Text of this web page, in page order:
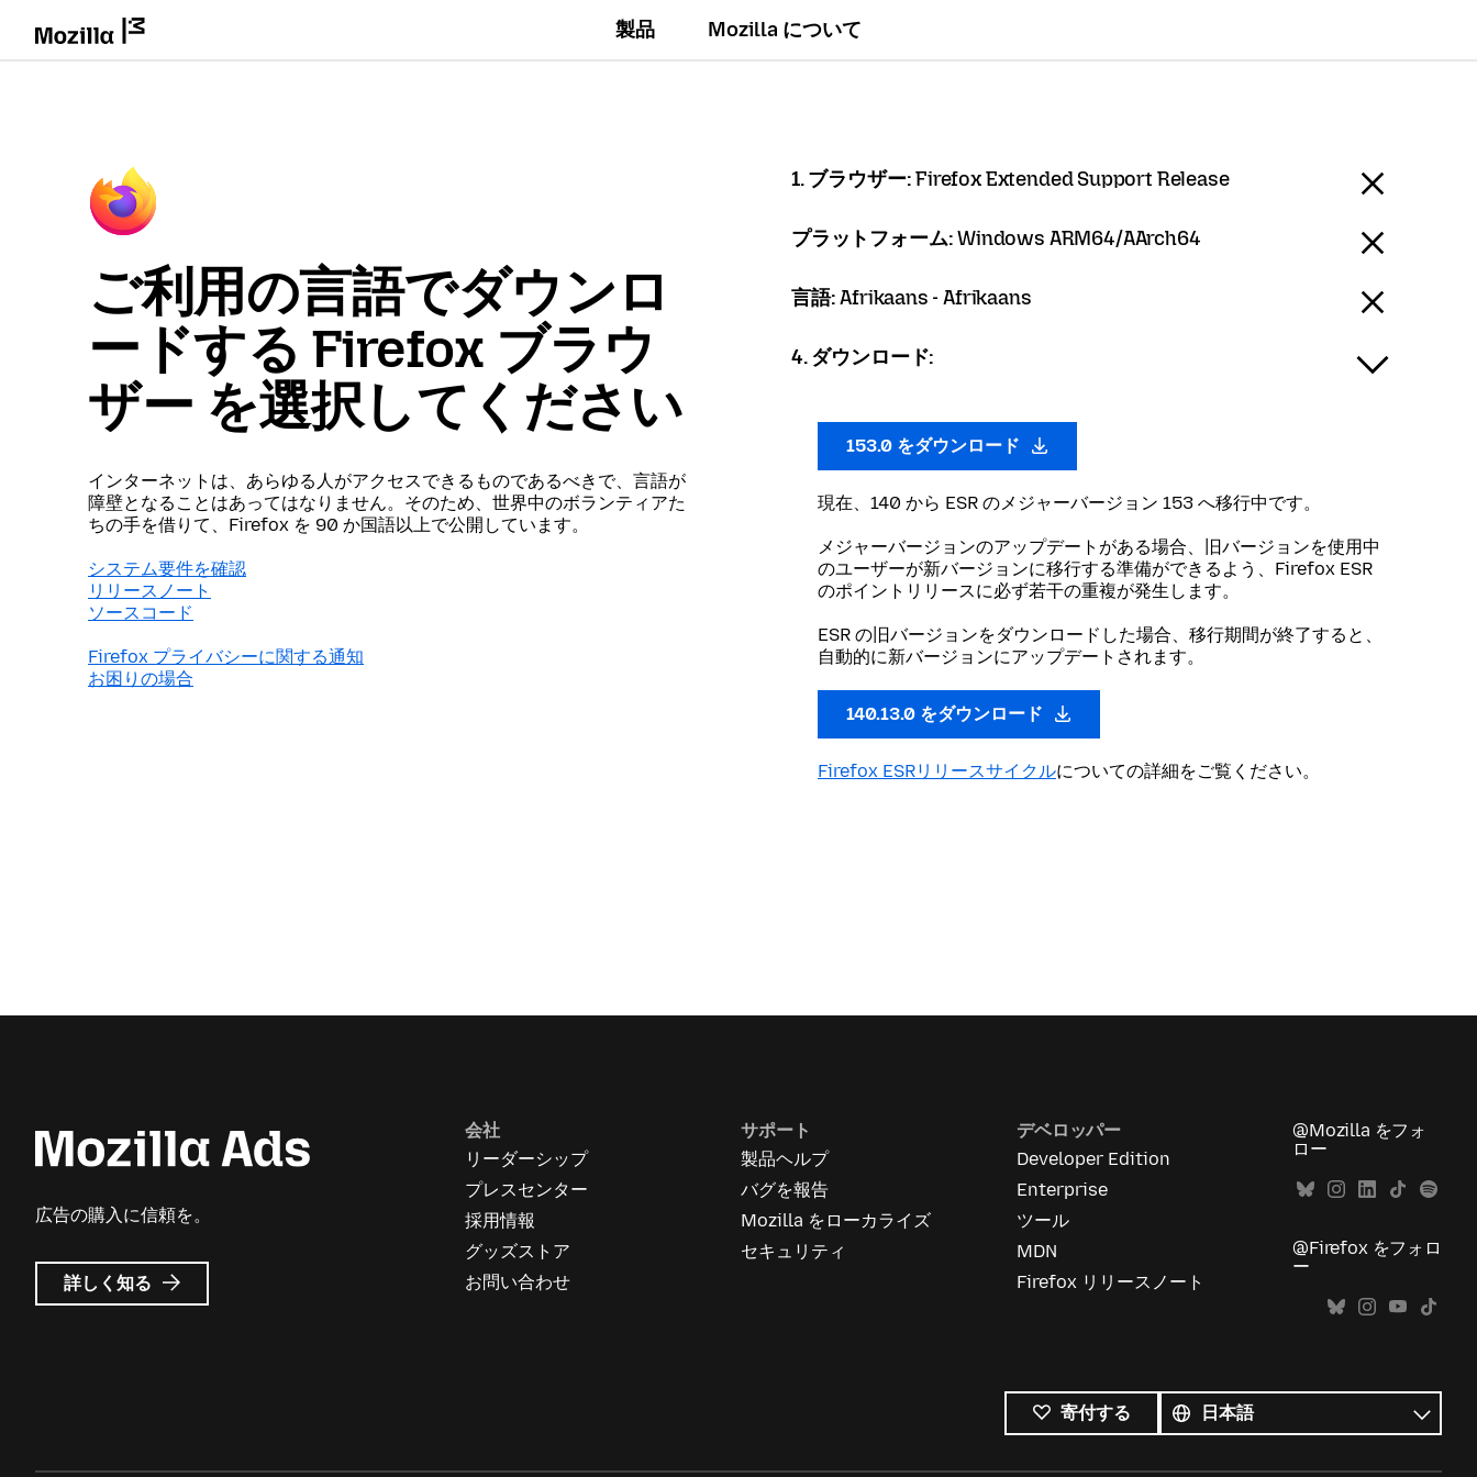
製品 Mozilla について
ご利用の言語でダウンロ
ードする Firefox ブラウ
ザー を選択してください
インターネットは、あらゆる人がアクセスできるものであるべきで、言語が
障壁となることはあってはなりません。そのため、世界中のボランティアた
ちの手を借りて、Firefox を 90 か国語以上で公開しています。
システム要件を確認
リリースノート
ソースコード
Firefox プライバシーに関する通知
お困りの場合
1. ブラウザー:Firefox Extended Support Release
プラットフォーム:Windows ARM64/AArch64
言語:Afrikaans - Afrikaans
4. ダウンロード:
153.0 をダウンロード
現在、140 から ESR のメジャーバージョン 153 へ移行中です。
メジャーバージョンのアップデートがある場合、旧バージョンを使用中
のユーザーが新バージョンに移行する準備ができるよう、Firefox ESR
のポイントリリースに必ず若干の重複が発生します。
ESR の旧バージョンをダウンロードした場合、移行期間が終了すると、
自動的に新バージョンにアップデートされます。
140.13.0 をダウンロード
Firefox ESRリリースサイクルについての詳細をご覧ください。
広告の購入に信頼を。
Mozilla
広
詳しく知る
会社
リーダーシップ
プレスセンター
採用情報
グッズストア
お問い合わせ
サポート
製品ヘルプ
バグを報告
Mozilla をローカライズ
セキュリティ
デベロッパー
Developer Edition
Enterprise
ツール
MDN
Firefox リリースノート
@Mozilla をフォ
ロー
@Firefox をフォロ
ー
寄付する
べ
て
の
言
語